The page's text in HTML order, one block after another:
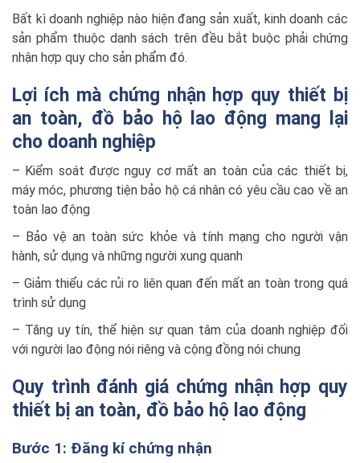
Bất kì doanh nghiệp nào hiện đang sản xuất, kinh doanh các
sản phẩm thuộc danh sách trên đều bắt buộc phải chứng
nhận hợp quy cho sản phẩm đó.
Lợi ích mà chứng nhận hợp quy thiết bị
an toàn, đồ bảo hộ lao động mang lại
cho doanh nghiệp
– Kiểm soát được nguy cơ mất an toàn của các thiết bị,
máy móc, phương tiện bảo hộ cá nhân có yêu cầu cao về an
toàn lao động
– Bảo vệ an toàn sức khỏe và tính mạng cho người vận
hành, sử dụng và những người xung quanh
– Giảm thiểu các rủi ro liên quan đến mất an toàn trong quá
trình sử dụng
– Tăng uy tín, thể hiện sự quan tâm của doanh nghiệp đối
với người lao động nói riêng và cộng đồng nói chung
Quy trình đánh giá chứng nhận hợp quy
thiết bị an toàn, đồ bảo hộ lao động
Bước 1: Đăng kí chứng nhận